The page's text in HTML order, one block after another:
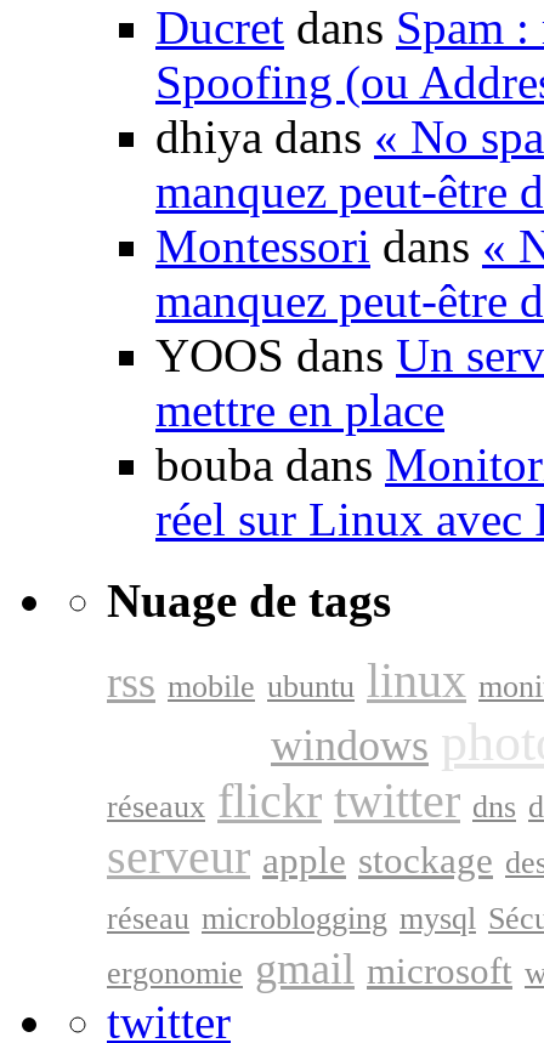
Ducret dans Spam :
Spoofing (ou
dhiya dans « No
manquez peut-être
Montessori dans «
manquez peut-être
YOOS dans Un
mettre en place
bouba dans
réel sur Linux avec
Nuage de tags
rss mobile ubuntu linux
windows
réseaux flickr twitter dns
serveur apple stockage
réseau microblogging mysql
ergonomie gmail microsoft
twitter